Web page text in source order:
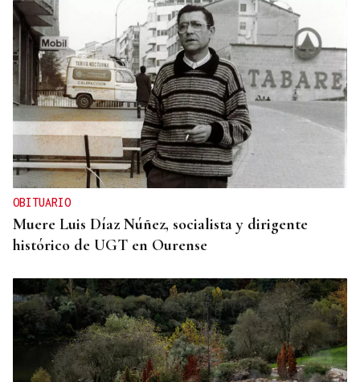
OBITUARIO
Muere Luis Díaz Núñez, socialista y dirigente
histórico de UGT en Ourense